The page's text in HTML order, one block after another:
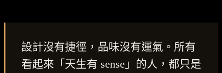
設計沒有捷徑，品味沒有運氣。所有
看起來「天生有 sense」的人，都只是